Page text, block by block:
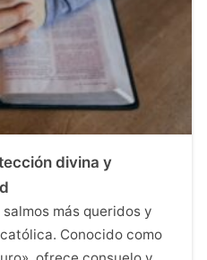
divina y
más queridos y
Conocido como